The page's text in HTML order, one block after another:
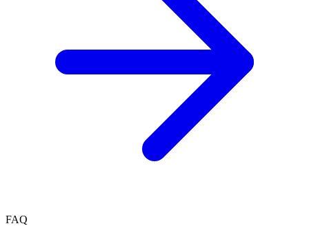
FAQ